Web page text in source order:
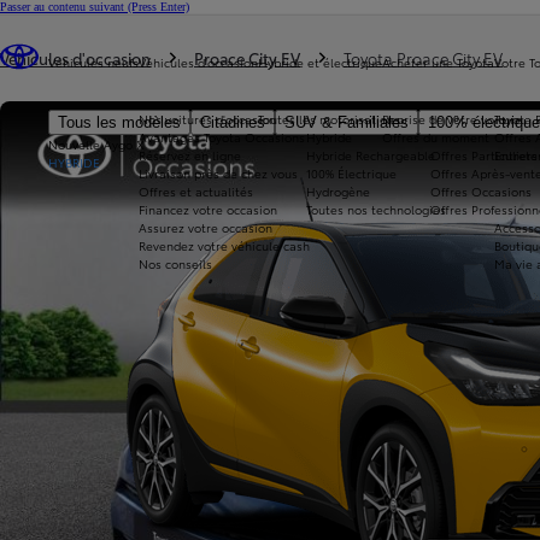
Passer au contenu suivant (Press Enter)
Véhicules neufs
Tous les modèles Citadines SUV & Familiales 100%
Nouvelle Aygo X
HYBRIDE
Véhicules d'occasion
Nos voitures d'occasion
Avantages Toyota Occasions
Réservez en ligne
Livraison près de chez vous
Offres et actualités
Financez votre occasion
Assurez votre occasion
Revendez votre véhicule cash
Nos conseils
Hybride et électrique
Toutes les motorisations
Hybride
100% Électrique
Hydrogène
Toutes nos technologies
Acheter une Toyota
Reprise de votre voiture
Offres du moment
Offres Après-
Offres Occasions
Offres
Votre
Toyota
Offres
Ma vie
Véhicules d'occasion Proace City EV Toyota Proace City EV